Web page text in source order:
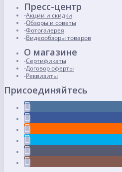
Пресс-центр
Акции и скидки
Обзоры и советы
Фотогалерея
Видеообзоры товаров
О магазине
Сертификаты
Договор оферты
Реквизиты
Присоединяйтесь